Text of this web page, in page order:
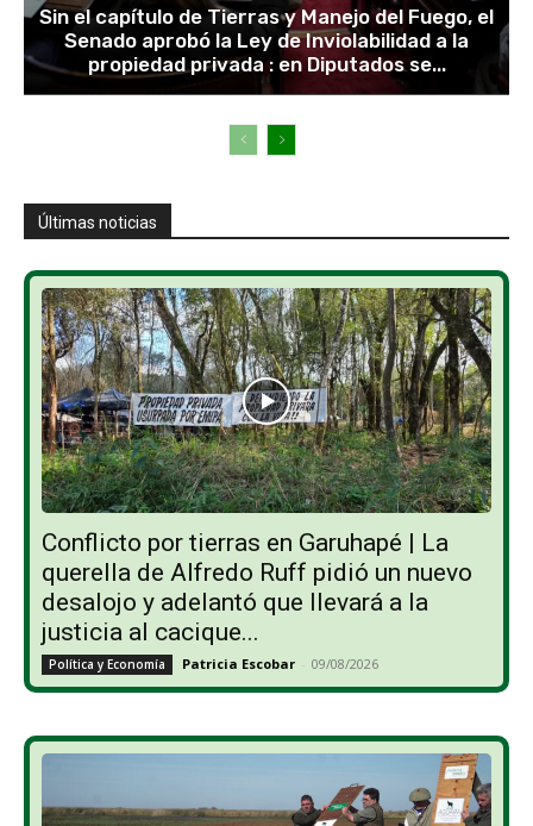
Sin el capítulo de Tierras y Manejo del Fuego, el
Senado aprobó la Ley de Inviolabilidad a la
propiedad privada : en Diputados se...
Últimas noticias
Conflicto por tierras en Garuhapé | La
querella de Alfredo Ruff pidió un nuevo
desalojo y adelantó que llevará a la
justicia al cacique...
Política y Economía Patricia Escobar - 09/08/2026